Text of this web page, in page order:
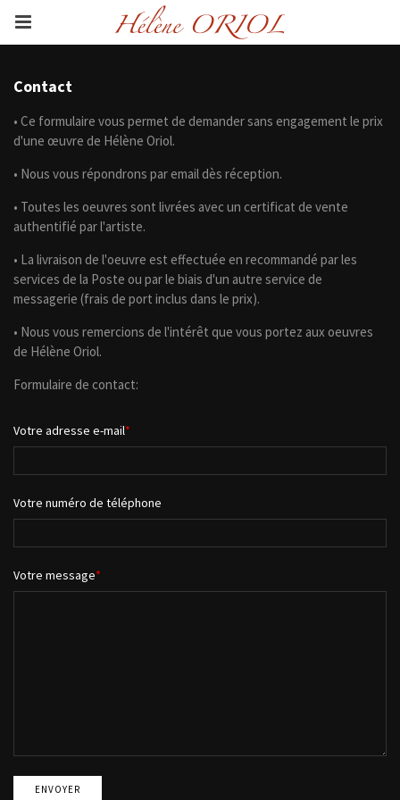
Contact
• Ce formulaire vous permet de demander sans engagement le prix
d'une œuvre de Hélène Oriol.
• Nous vous répondrons par email dès réception.
• Toutes les oeuvres sont livrées avec un certificat de vente
authentifié par l'artiste.
• La livraison de l'oeuvre est effectuée en recommandé par les
services de la Poste ou par le biais d'un autre service de
messagerie (frais de port inclus dans le prix).
• Nous vous remercions de l'intérêt que vous portez aux oeuvres
de Hélène Oriol.
Formulaire de contact:
Votre adresse e-mail
Votre numéro de téléphone
Votre message
ENVOYER